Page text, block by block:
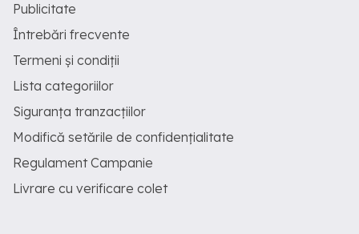
Publicitate
Întrebări frecvente
Termeni și condiții
Lista categoriilor
Siguranța tranzacțiilor
Modifică setările de confidențialitate
Regulament Campanie
Livrare cu verificare colet